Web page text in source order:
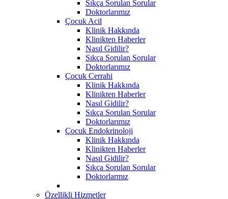
Sıkça Sorulan Sorular
Doktorlarımız
Çocuk Acil
Klinik Hakkında
Klinikten Haberler
Nasıl Gidilir?
Sıkça Sorulan Sorular
Doktorlarımız
Çocuk Cerrahi
Klinik Hakkında
Klinikten Haberler
Nasıl Gidilir?
Sıkça Sorulan Sorular
Doktorlarımız
Çocuk Endokrinoloji
Klinik Hakkında
Klinikten Haberler
Nasıl Gidilir?
Sıkça Sorulan Sorular
Doktorlarmız
Özellikli Hizmetler